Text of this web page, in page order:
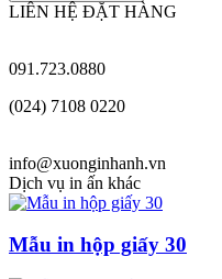
LIÊN HỆ ĐẶT HÀNG
091.723.0880
(024) 7108 0220
info@xuonginhanh.vn
Dịch vụ in ấn khác
Mẫu in hộp giấy 30